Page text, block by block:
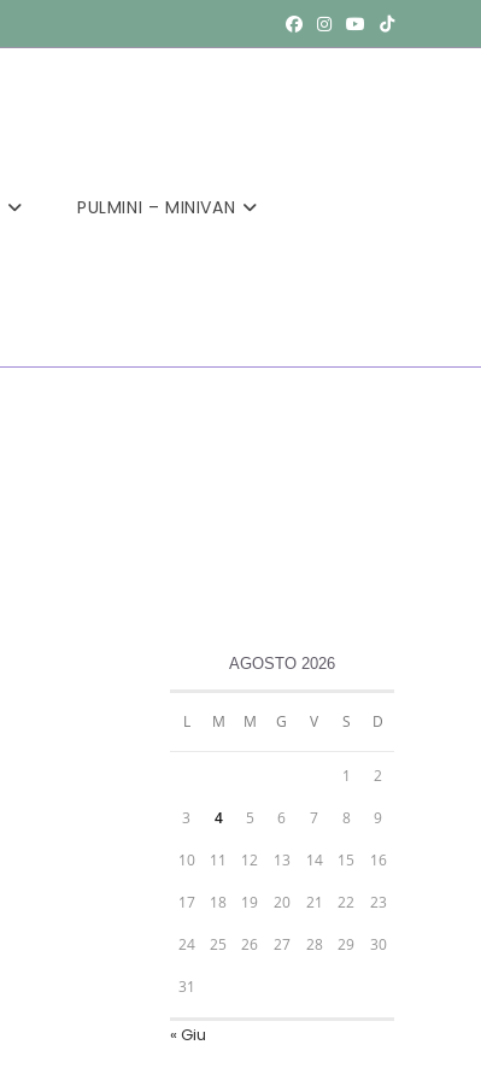
PULMINI – MINIVAN
AGOSTO 2026
L M M G V S D
1 2
3 4 5 6 7 8 9
10 11 12 13 14 15 16
17 18 19 20 21 22 23
24 25 26 27 28 29 30
31
« Giu